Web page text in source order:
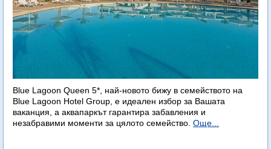
Blue Lagoon Queen 5*, най-новото бижу в семейството на
Blue Lagoon Hotel Group, е идеален избор за Вашата
ваканция, а аквапаркът гарантира забавления и
незабравими моменти за цялото семейство. Още...